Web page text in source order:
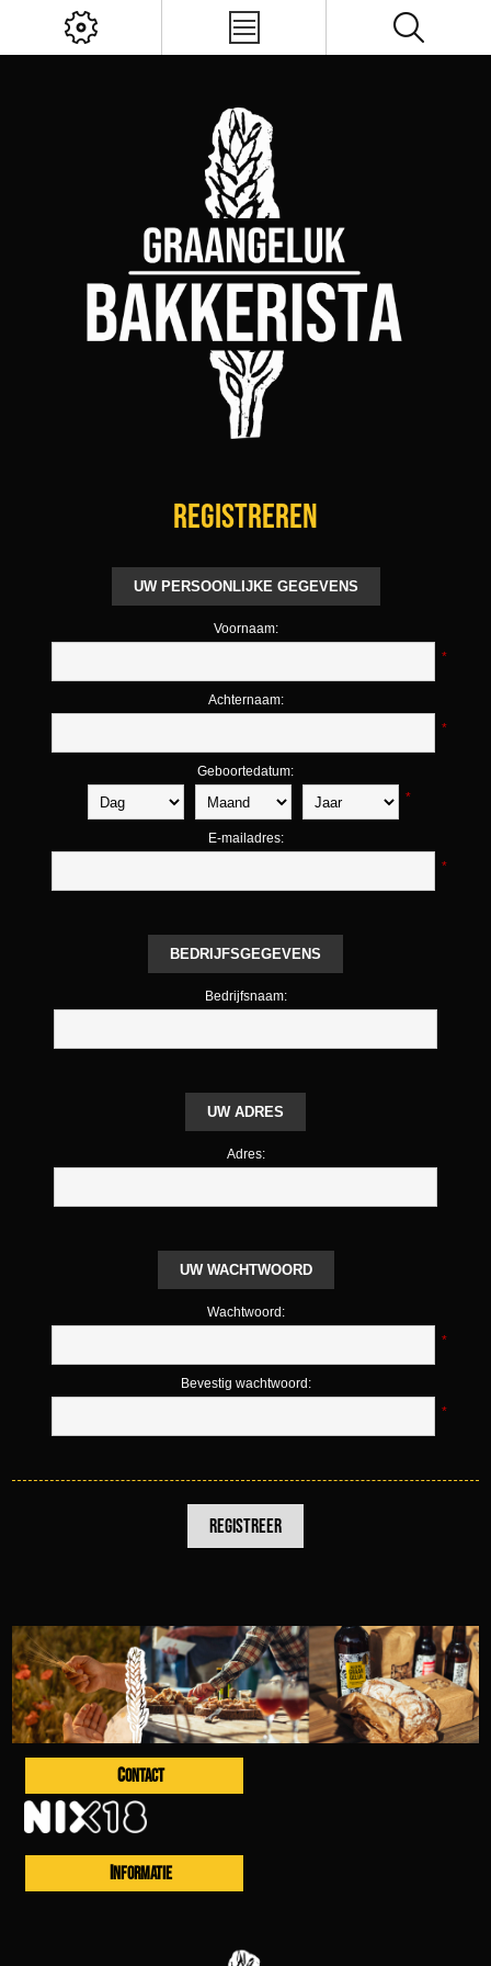
Registreren
UW PERSOONLIJKE GEGEVENS
Voornaam:
*
Achternaam:
*
Geboortedatum:
*
E-mailadres:
*
BEDRIJFSGEGEVENS
Bedrijfsnaam:
UW ADRES
Adres:
UW WACHTWOORD
Wachtwoord:
*
Bevestig wachtwoord:
*
CONTACT
INFORMATIE